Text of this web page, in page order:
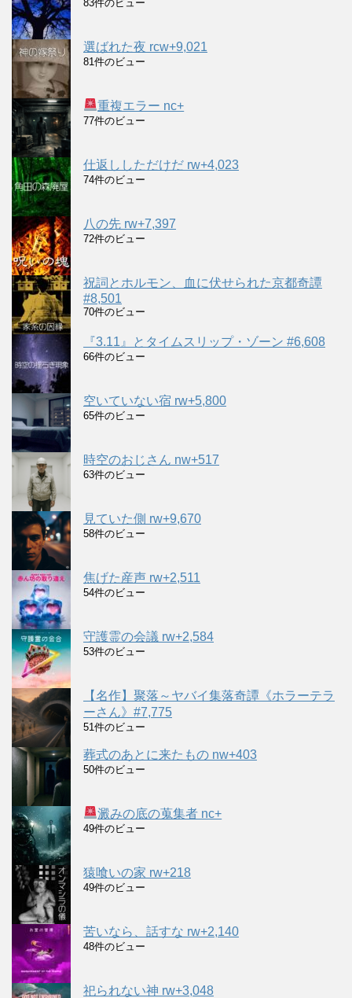
83件のビュー
選ばれた夜 rcw+9,021
81件のビュー
重複エラー nc+
77件のビュー
仕返ししただけだ rw+4,023
74件のビュー
八の先 rw+7,397
72件のビュー
祝詞とホルモン、血に伏せられた京都奇譚
#8,501
70件のビュー
『3.11』とタイムスリップ・ゾーン #6,608
66件のビュー
空いていない宿 rw+5,800
65件のビュー
時空のおじさん nw+517
63件のビュー
見ていた側 rw+9,670
58件のビュー
焦げた産声 rw+2,511
54件のビュー
守護霊の会議 rw+2,584
53件のビュー
【名作】聚落～ヤバイ集落奇譚《ホラーテラ
ーさん》#7,775
51件のビュー
葬式のあとに来たもの nw+403
50件のビュー
澱みの底の蒐集者 nc+
49件のビュー
猿喰いの家 rw+218
49件のビュー
苦いなら、話すな rw+2,140
48件のビュー
祀られない神 rw+3,048